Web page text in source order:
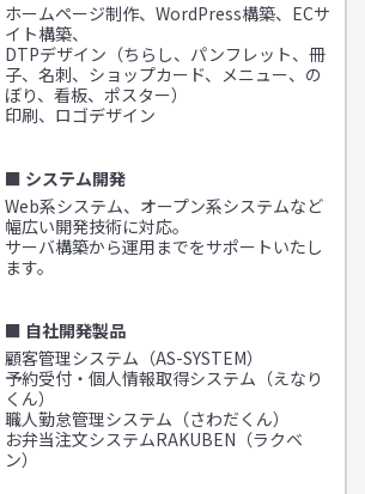
ホームページ制作、WordPress構築、ECサ
イト構築、
DTPデザイン（ちらし、パンフレット、冊
子、名刺、ショップカード、メニュー、の
ぼり、看板、ポスター）
印刷、ロゴデザイン
■ システム開発
Web系システム、オープン系システムなど
幅広い開発技術に対応。
サーバ構築から運用までをサポートいたし
ます。
■ 自社開発製品
顧客管理システム（AS-SYSTEM）
予約受付・個人情報取得システム（えなり
くん）
職人勤怠管理システム（さわだくん）
お弁当注文システムRAKUBEN（ラクベ
ン）